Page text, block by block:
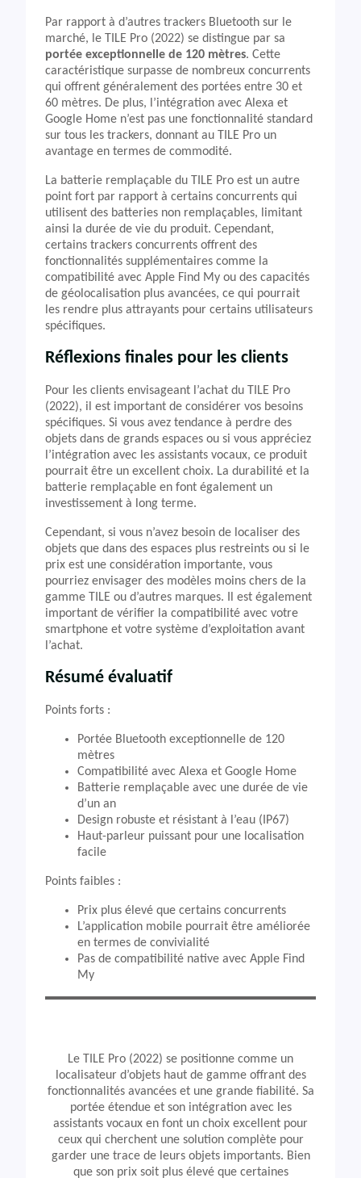
Par rapport à d’autres trackers Bluetooth sur le
marché, le TILE Pro (2022) se distingue par sa
portée exceptionnelle de 120 mètres. Cette
caractéristique surpasse de nombreux concurrents
qui offrent généralement des portées entre 30 et
60 mètres. De plus, l’intégration avec Alexa et
Google Home n’est pas une fonctionnalité standard
sur tous les trackers, donnant au TILE Pro un
avantage en termes de commodité.
La batterie remplaçable du TILE Pro est un autre
point fort par rapport à certains concurrents qui
utilisent des batteries non remplaçables, limitant
ainsi la durée de vie du produit. Cependant,
certains trackers concurrents offrent des
fonctionnalités supplémentaires comme la
compatibilité avec Apple Find My ou des capacités
de géolocalisation plus avancées, ce qui pourrait
les rendre plus attrayants pour certains utilisateurs
spécifiques.
Réflexions finales pour les clients
Pour les clients envisageant l’achat du TILE Pro
(2022), il est important de considérer vos besoins
spécifiques. Si vous avez tendance à perdre des
objets dans de grands espaces ou si vous appréciez
l’intégration avec les assistants vocaux, ce produit
pourrait être un excellent choix. La durabilité et la
batterie remplaçable en font également un
investissement à long terme.
Cependant, si vous n’avez besoin de localiser des
objets que dans des espaces plus restreints ou si le
prix est une considération importante, vous
pourriez envisager des modèles moins chers de la
gamme TILE ou d’autres marques. Il est également
important de vérifier la compatibilité avec votre
smartphone et votre système d’exploitation avant
l’achat.
Résumé évaluatif
Points forts :
Portée Bluetooth exceptionnelle de 120
mètres
Compatibilité avec Alexa et Google Home
Batterie remplaçable avec une durée de vie
d’un an
Design robuste et résistant à l’eau (IP67)
Haut-parleur puissant pour une localisation
facile
Points faibles :
Prix plus élevé que certains concurrents
L’application mobile pourrait être améliorée
en termes de convivialité
Pas de compatibilité native avec Apple Find
My
Le TILE Pro (2022) se positionne comme un
localisateur d’objets haut de gamme offrant des
fonctionnalités avancées et une grande fiabilité. Sa
portée étendue et son intégration avec les
assistants vocaux en font un choix excellent pour
ceux qui cherchent une solution complète pour
garder une trace de leurs objets importants. Bien
que son prix soit plus élevé que certaines